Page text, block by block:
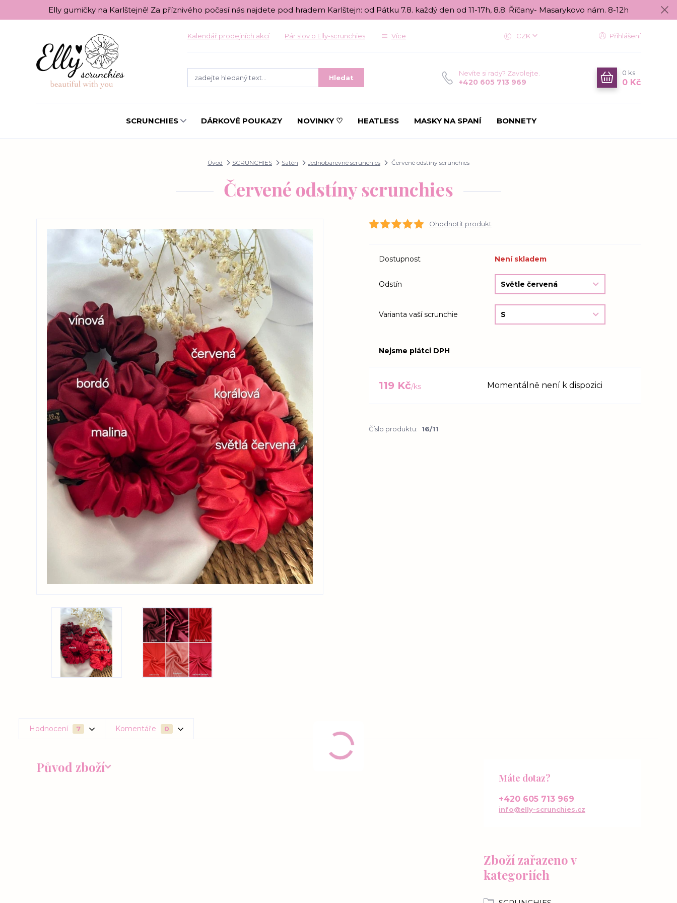
Elly gumičky na Karlštejně! Za příznivého počasí nás najdete pod hradem Karlštejn: od Pátku 7.8. každý den od 11-17h, 8.8. Říčany- Masarykovo nám. 8-12h
Kalendář prodejních akcí Pár slov o Elly-scrunchies Více CZK Přihlášení
Hledat
Nevíte si rady? Zavolejte.
+420 605 713 969
0 ks
0 Kč
SCRUNCHIES DÁRKOVÉ POUKAZY NOVINKY ♡ HEATLESS MASKY NA SPANÍ BONNETY
Úvod SCRUNCHIES Satén Jednobarevné scrunchies Červené odstíny scrunchies
Červené odstíny scrunchies
Ohodnotit produkt
Dostupnost Není skladem
Odstín
Varianta vaší scrunchie
Nejsme plátci DPH
119 Kč/ks Momentálně není k dispozici
Číslo produktu: 16/11
Hodnocení 7 Komentáře 0
Původ zboží
Zboží zařazeno v
kategoriích
Máte dotaz?
+420 605 713 969
info@elly-scrunchies.cz